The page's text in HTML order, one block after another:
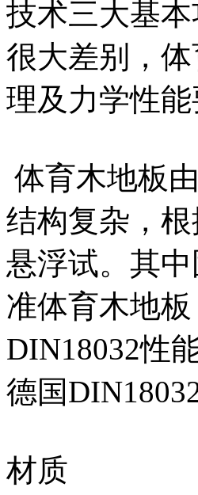
技术三大基
很大差别，
理及力学性能
体育木地板
结构复杂，
悬浮试。其
准体育木地
DIN18032性
德国
材质